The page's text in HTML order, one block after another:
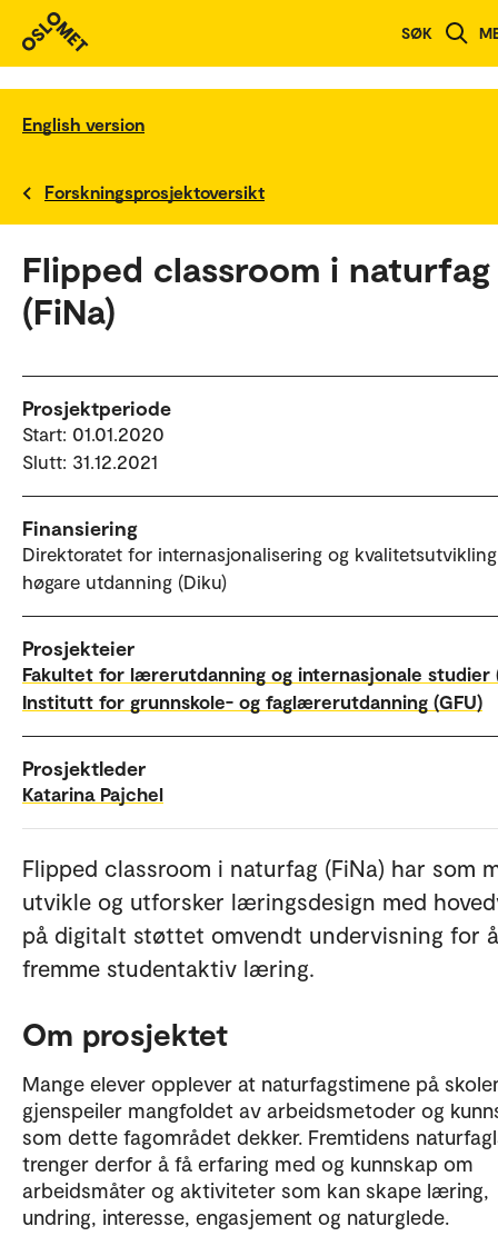
SØK
English version
Forskningsprosjektoversikt
Flipped classroom i naturfag
(FiNa)
Prosjektperiode
Start: 01.01.2020
Slutt: 31.12.2021
Finansiering
Direktoratet for internasjonalisering og
høgare utdanning (Diku)
Prosjekteier
Fakultet for lærerutdanning og internasjonale studier
Institutt for grunnskole- og faglærerutdanning (GFU)
Prosjektleder
Katarina Pajchel
Flipped classroom i naturfag (FiNa) har som
utvikle og utforsker læringsdesign med
på digitalt støttet omvendt undervisning for å
fremme studentaktiv læring.
Om prosjektet
Mange elever opplever at naturfagstimene på
gjenspeiler mangfoldet av arbeidsmetoder og
som dette fagområdet dekker. Fremtidens
trenger derfor å få erfaring med og kunnskap om
arbeidsmåter og aktiviteter som kan skape læring,
undring, interesse, engasjement og naturglede.